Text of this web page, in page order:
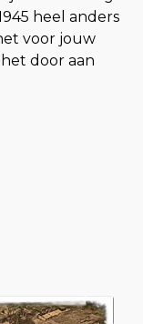
heel anders
voor jouw
door aan